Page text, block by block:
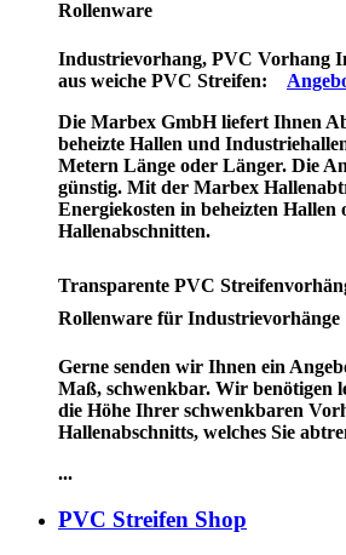
Rollenware
Industrievorhang, PVC Vorhang
aus weiche PVC Streifen:
Die Marbex GmbH liefert Ihnen
beheizte Hallen und
Metern Länge oder Länger. Die
günstig. Mit der Marbex
Energiekosten in beheizten Hallen
Hallenabschnitten.
Transparente PVC
Rollenware für Industrievorhänge
Gerne senden wir Ihnen ein
Maß, schwenkbar. Wir benötigen
die Höhe Ihrer schwenkbaren
Hallenabschnitts, welches Sie
...
PVC Streifen Shop